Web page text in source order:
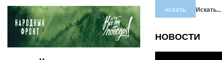
искать Искать...
НОВОСТИ